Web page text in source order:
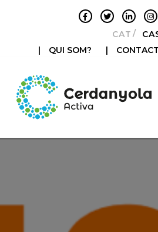
CATALÀ
|
QUI SOM? |